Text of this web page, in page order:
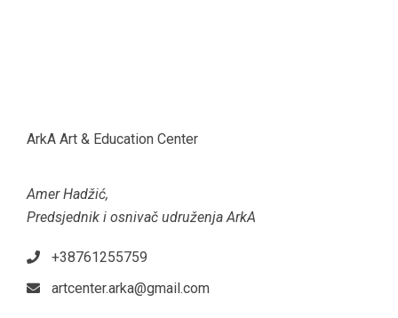
ArkA Art & Education Center
Amer Hadžić,
Predsjednik i osnivač udruženja ArkA
+38761255759
artcenter.arka@gmail.com